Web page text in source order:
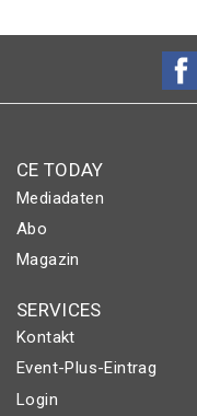
CE TODAY
Mediadaten
Abo
Magazin
SERVICES
Kontakt
Event-Plus-Eintrag
Login